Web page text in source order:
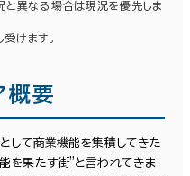
と異なる場合は現況を優先しま
けます。
概要
として商業機能を集積してきた
を果たす街"と言われてきま